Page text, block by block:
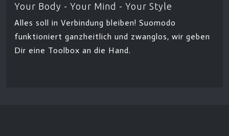
Your Body - Your Mind - Your Style
Alles soll in Verbindung bleiben! Suomodo
funktioniert ganzheitlich und zwanglos, wir geben
Dir eine Toolbox an die Hand.